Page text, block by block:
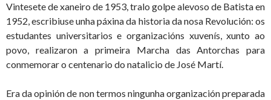
Vintesete de xaneiro de 1953, tralo golpe alevoso de Batista en
1952, escribiuse unha páxina da historia da nosa Revolución: os
estudantes universitarios e organizacións xuvenís, xunto ao
povo, realizaron a primeira Marcha das Antorchas para
conmemorar o centenario do natalicio de José Martí.
Era da opinión de non termos ningunha organización preparada